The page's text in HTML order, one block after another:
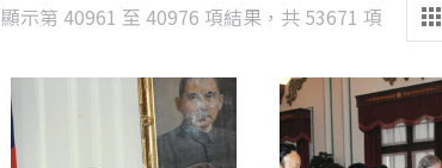
顯示第 40961 至 40976 項結果，共 53671 項 Sorted
latest